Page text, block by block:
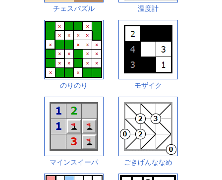
チェスパズル 温度計
のりのり モザイク
マインスイーパ ごきげんななめ